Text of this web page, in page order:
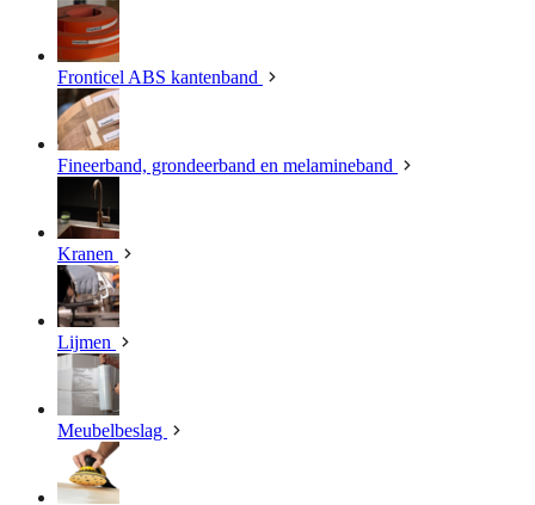
Fronticel ABS kantenband
Fineerband, grondeerband en melamineband
Kranen
Lijmen
Meubelbeslag